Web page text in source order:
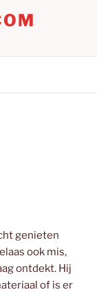
genieten
ook mis,
ontdekt. Hij
of is er